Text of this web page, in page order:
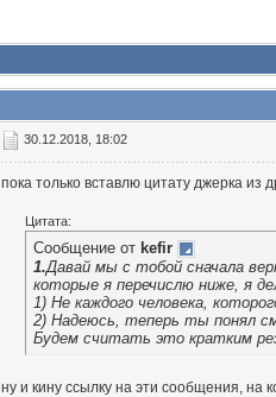
30.12.2018, 18:02
пока только вставлю цитату джерка из
Цитата:
Сообщение от kefir
1.Давай мы с тобой сначала
которые я перечислю ниже, я
1) Не каждого человека,
2) Надеюсь, теперь ты понял
Будем считать это кратким
ну и кину ссылку на эти сообщения, на